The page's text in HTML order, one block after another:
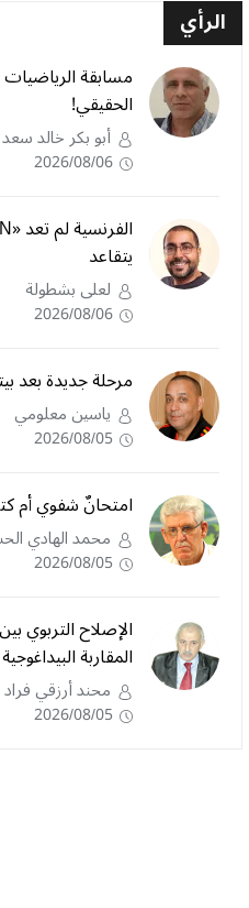
الرأي
مسابقة
الحقيقي!
أبو بكر خالد سعد
2026/08/06
يتقاعد
لعلى بشطولة
2026/08/06
مرحلة جديدة بعد
ياسين معلومي
2026/08/05
امتحانٌ شفوي أم
محمد الهادي
2026/08/05
الإصلاح التربوي
المقاربة البيداغوجية
محند أرزقي فراد
2026/08/05